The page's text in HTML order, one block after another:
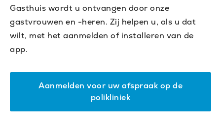
Gasthuis wordt u ontvangen door onze
gastvrouwen en -heren. Zij helpen u, als u dat
wilt, met het aanmelden of installeren van de
app.
Aanmelden voor uw afspraak op de
polikliniek